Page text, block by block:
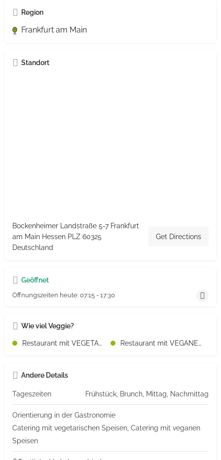
Region
Frankfurt am Main
Standort
Bockenheimer Landstraße 5-7 Frankfurt
am Main Hessen PLZ 60325
Deutschland
Get Directions
Geöffnet
Öffnungszeiten heute: 07:15 - 17:30
Wie viel Veggie?
Restaurant mit VEGETARISCHEN Speisen Restaurant mit VEGANEN Speisen
Andere Details
Tageszeiten Frühstück, Brunch, Mittag, Nachmittag
Orientierung in der Gastronomie
Catering mit vegetarischen Speisen, Catering mit veganen
Speisen